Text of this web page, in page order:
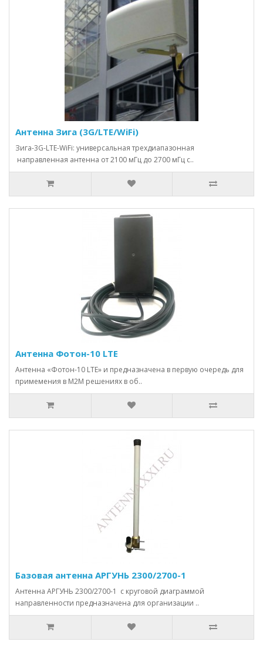
Антенна Зига (3G/LTE/WiFi)
Зига-3G-LTE-WiFi: универсальная трехдиапазонная
направленная антенна от 2100 мГц до 2700 мГц с..
Антенна Фотон-10 LTE
Антенна «Фотон-10 LTE» и предназначена в первую очередь для
примемения в М2М решениях в об..
Базовая антенна АРГУНЬ 2300/2700-1
Антенна АРГУНЬ 2300/2700-1 с круговой диаграммой
направленности предназначена для организации ..